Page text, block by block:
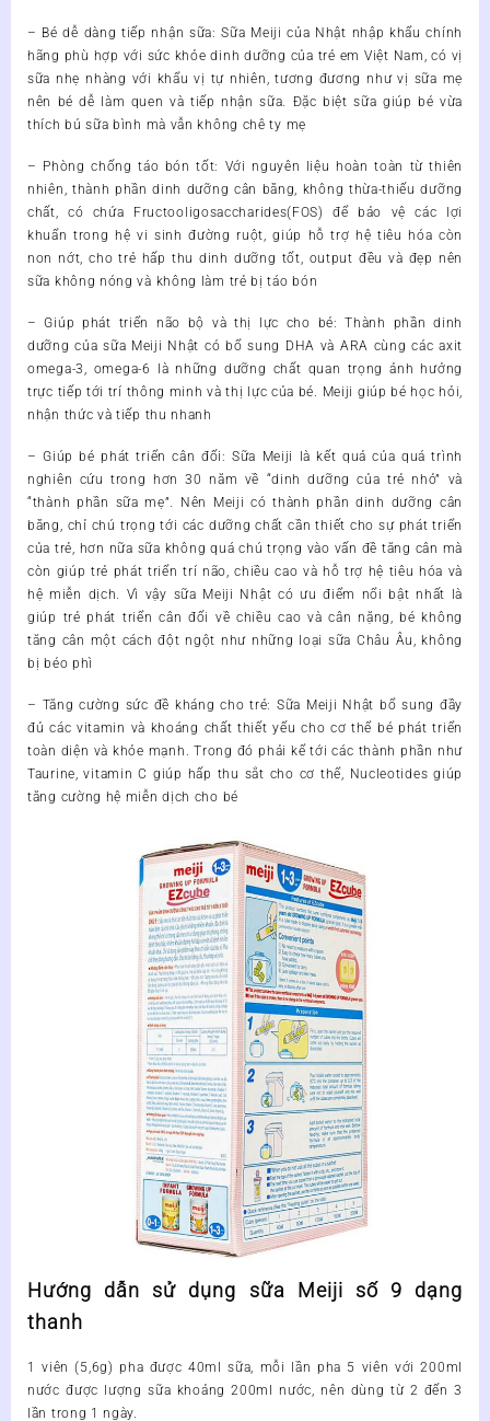
– Bé dễ dàng tiếp nhận sữa: Sữa Meiji của Nhật nhập khẩu chính
hãng phù hợp với sức khỏe dinh dưỡng của trẻ em Việt Nam, có vị
sữa nhẹ nhàng với khẩu vị tự nhiên, tương đương như vị sữa mẹ
nên bé dễ làm quen và tiếp nhận sữa. Đặc biệt sữa giúp bé vừa
thích bú sữa bình mà vẫn không chê ty mẹ
– Phòng chống táo bón tốt: Với nguyên liệu hoàn toàn từ thiên
nhiên, thành phần dinh dưỡng cân bằng, không thừa-thiếu dưỡng
chất, có chứa Fructooligosaccharides(FOS) để bảo vệ các lợi
khuẩn trong hệ vi sinh đường ruột, giúp hỗ trợ hệ tiêu hóa còn
non nớt, cho trẻ hấp thu dinh dưỡng tốt, output đều và đẹp nên
sữa không nóng và không làm trẻ bị táo bón
– Giúp phát triển não bộ và thị lực cho bé: Thành phần dinh
dưỡng của sữa Meiji Nhật có bổ sung DHA và ARA cùng các axit
omega-3, omega-6 là những dưỡng chất quan trọng ảnh hưởng
trực tiếp tới trí thông minh và thị lực của bé. Meiji giúp bé học hỏi,
nhận thức và tiếp thu nhanh
– Giúp bé phát triển cân đối: Sữa Meiji là kết quả của quá trình
nghiên cứu trong hơn 30 năm về “dinh dưỡng của trẻ nhỏ” và
“thành phần sữa mẹ”. Nên Meiji có thành phần dinh dưỡng cân
bằng, chỉ chú trọng tới các dưỡng chất cần thiết cho sự phát triển
của trẻ, hơn nữa sữa không quá chú trọng vào vấn đề tăng cân mà
còn giúp trẻ phát triển trí não, chiều cao và hỗ trợ hệ tiêu hóa và
hệ miễn dịch. Vì vậy sữa Meiji Nhật có ưu điểm nổi bật nhất là
giúp trẻ phát triển cân đối về chiều cao và cân nặng, bé không
tăng cân một cách đột ngột như những loại sữa Châu Âu, không
bị béo phì
– Tăng cường sức đề kháng cho trẻ: Sữa Meiji Nhật bổ sung đầy
đủ các vitamin và khoáng chất thiết yếu cho cơ thể bé phát triển
toàn diện và khỏe mạnh. Trong đó phải kể tới các thành phần như
Taurine, vitamin C giúp hấp thu sắt cho cơ thể, Nucleotides giúp
tăng cường hệ miễn dịch cho bé
Hướng dẫn sử dụng sữa Meiji số 9 dạng
thanh
1 viên (5,6g) pha được 40ml sữa, mỗi lần pha 5 viên với 200ml
nước được lượng sữa khoảng 200ml nước, nên dùng từ 2 đến 3
lần trong 1 ngày.